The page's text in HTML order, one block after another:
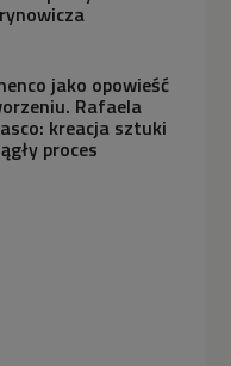
jako opowieść
Rafaela
kreacja sztuki
proces